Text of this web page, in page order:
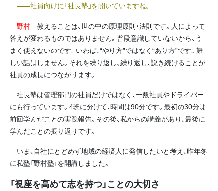
――社員向けに「社長塾」を開いていますね。
野村 教えることは、世の中の原理原則・法則です。人によって
答えが変わるものではありません。普段意識していないから、う
まく使えないのです。いわば、“やり方”ではなく“あり方”です。難
しい話はしません。それを繰り返し、繰り返し、説き続けることが
社員の成長につながります。
社長塾は管理部門の社員だけではなく、一般社員やドライバー
にも行っています。4班に分けて、時間は90分です。最初の30分は
前回学んだことの実践報告。その後、私からの講義があり、最後に
学んだことの振り返りです。
いま、自社にとどめず地域の経済人に発信したいと考え、昨年冬
に私塾「野村塾」を開講しました。
「視座を高めて志を持つ」ことの大切さ